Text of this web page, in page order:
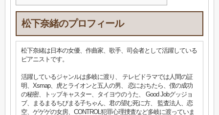
松下奈緒のプロフィール
松下奈緒は日本の女優、作曲家、歌手、司会者として活躍している
ピアニストです。
活躍しているジャンルは多岐に渡り、 テレビドラマでは人間の証
明、Xsmap、虎とライオンと五人の男、 恋におちたら、僕の成功
の秘密、トップキャスター、タイヨウのうた、 Good Jobグッジョ
ブ、まるまるちびまる子ちゃん、君の望む死に方、 監査法人、恋
空、ゲゲゲの女房、CONTROL犯罪心理捜査など多岐に渡っていま